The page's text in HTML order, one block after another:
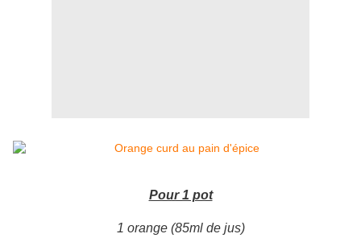
Pour 1 pot
1 orange (85ml de jus)